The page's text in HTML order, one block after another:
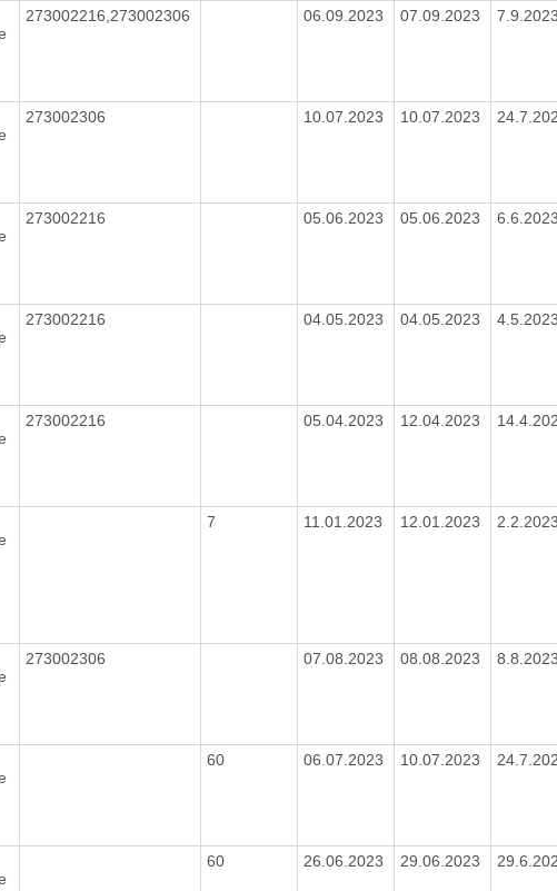
273002216,273002306 06.09.2023 07.09.2023
273002306 10.07.2023 10.07.2023
273002216 05.06.2023 05.06.2023
273002216 04.05.2023 04.05.2023
273002216 05.04.2023 12.04.2023
7 11.01.2023 12.01.2023
273002306 07.08.2023 08.08.2023
60 06.07.2023 10.07.2023
60 26.06.2023 29.06.2023